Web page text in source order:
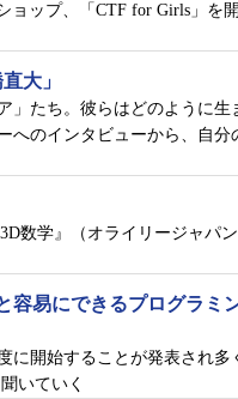
ョップ、「CTF for Girls」を
大」
」たち。彼らはどのように生
へのインタビューから、自分
数学』（オライリージャパ
容易にできるプログラミ
に開始することが発表され多
いていく